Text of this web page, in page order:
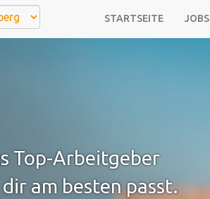
STARTSEITE JOBS
Top-Arbeitgeber
am besten passt.